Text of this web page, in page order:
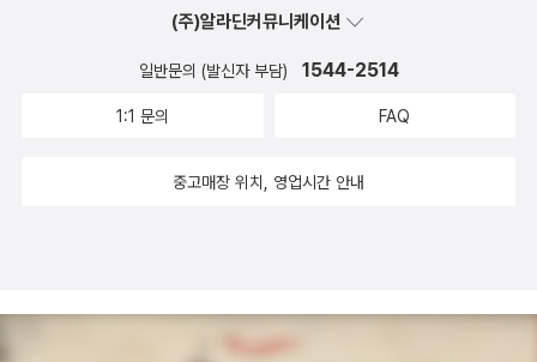
(주)알라딘커뮤니케이션
일반문의 (발신자 부담) 1544-2514
1:1 문의 FAQ
중고매장 위치, 영업시간 안내